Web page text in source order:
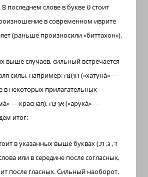
последнем слове в букве טּстоит
в современном иврите
(раньше произносили «биттахон»).
выше случаев, сильный встречается
силы, например: חֲתֻנָּה («хатуна́» —
в некоторых прилагательных
— красная), אֲרֻכָּה(«арука́» —
итог:
в указанных выше буквах (ד, ג, ת,
или в середине после согласных,
после гласных. Сильный наоборот,